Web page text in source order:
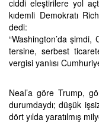
ciddi eleştirilere yol
kıdemli Demokratı
dedi:
“Washington’da
tersine, serbest
vergisi yanlısı
Neal’a göre Trump,
durumdaydı; düşük
dört yılda yaratılmış